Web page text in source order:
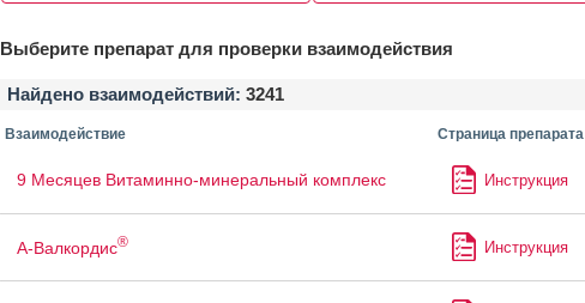
Выберите препарат для проверки взаимодействия
Найдено взаимодействий: 3241
Взаимодействие Страница препарата
9 Месяцев Витаминно-минеральный комплекс Инструкция
А-Валкордис® Инструкция